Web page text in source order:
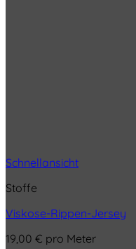
Schnellansicht
Stoffe
Viskose-Rippen-Jersey
19,00 € pro Meter